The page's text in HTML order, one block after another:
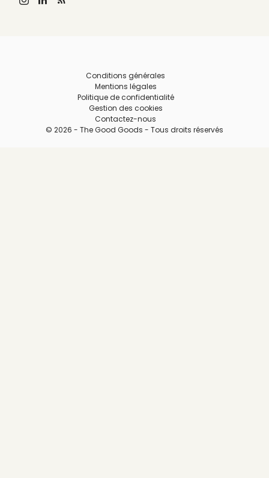
Conditions générales
Mentions légales
Politique de confidentialité
Gestion des cookies
Contactez-nous
© 2026 - The Good Goods - Tous droits réservés